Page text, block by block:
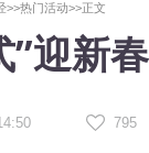
>>热门活动>>正文
”迎新
795